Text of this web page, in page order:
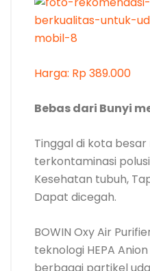
terkontaminasi
Kesehatan tubuh,
Dapat dicegah.
BOWIN Oxy Air
berbagai partikel
Bukan menimbulkan
sehingga Bukan
Demi beroperasi.
menggunakan
penyaring partikel